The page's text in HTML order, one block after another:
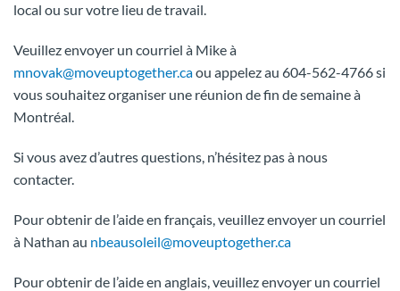
local ou sur votre lieu de travail.
Veuillez envoyer un courriel à Mike à
mnovak@moveuptogether.caou appelez au 604-562-4766 si
vous souhaitez organiser une réunion de fin de semaine à
Montréal.
Si vous avez d’autres questions, n’hésitez pas à nous
contacter.
Pour obtenir de l’aide en français, veuillez envoyer un courriel
à Nathan au nbeausoleil@moveuptogether.ca
Pour obtenir de l’aide en anglais, veuillez envoyer un courriel